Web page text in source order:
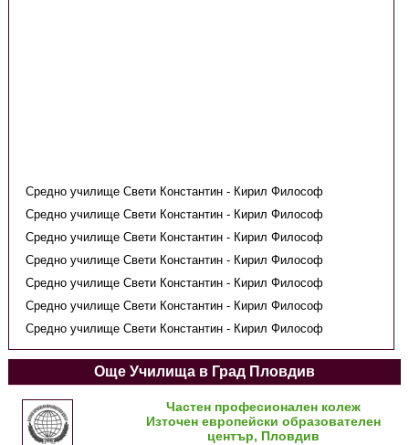
Средно училище Свети Константин - Кирил Философ
Средно училище Свети Константин - Кирил Философ
Средно училище Свети Константин - Кирил Философ
Средно училище Свети Константин - Кирил Философ
Средно училище Свети Константин - Кирил Философ
Средно училище Свети Константин - Кирил Философ
Средно училище Свети Константин - Кирил Философ
Още Училища в Град Пловдив
Частен професионален колеж
Източен европейски образователен
център, Пловдив